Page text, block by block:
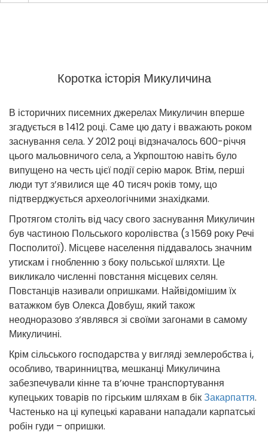
Коротка історія Микуличина
В історичних писемних джерелах Микуличин вперше
згадується в 1412 році. Саме цю дату і вважають роком
заснування села. У 2012 році відзначалось 600-річчя
цього мальовничого села, а Укрпоштою навіть було
випущено на честь цієї події серію марок. Втім, перші
люди тут з’явилися ще 40 тисяч років тому, що
підтверджується археологічними знахідками.
Протягом століть від часу свого заснування Микуличин
був частиною Польського королівства (з 1569 року Речі
Посполитої). Місцеве населення піддавалось значним
утискам і гнобленню з боку польської шляхти. Це
викликало численні повстання місцевих селян.
Повстанців називали опришками. Найвідомішим їх
ватажком був Олекса Довбуш, який також
неодноразово з’являвся зі своїми загонами в самому
Микуличині.
Крім сільського господарства у вигляді землеробства і,
особливо, тваринництва, мешканці Микуличина
забезпечували кінне та в’ючне транспортування
купецьких товарів по гірським шляхам в бікЗакарпаття.
Частенько на ці купецькі каравани нападали карпатські
робін гуди – опришки.